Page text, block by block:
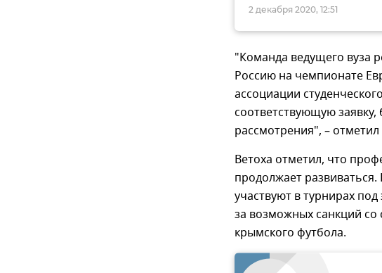
2 декабря 2020, 12:51
"Команда ведущего вуза
Россию на чемпионате
ассоциации
соответствующую заявку,
рассмотрения", –
Ветоха отметил, что
продолжает
участвуют в турнирах
за возможных санкций
крымского футбола.